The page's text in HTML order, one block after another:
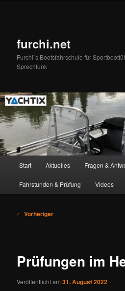
furchi.net
Furchi´s Bootsfahrschule für
Sprechfunk
Start Aktuelles Fragen &
Fahrstunden & Prüfung Videos
Beitragsnavigation
← Vorheriger
Prüfungen im
Veröffentlicht am31. August 2022